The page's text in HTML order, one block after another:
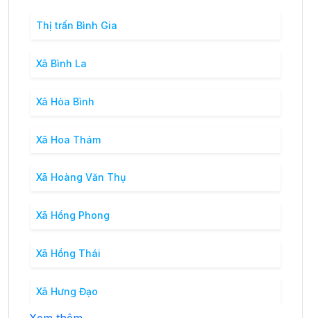
Thị trấn Bình Gia
Xã Bình La
Xã Hòa Bình
Xã Hoa Thám
Xã Hoàng Văn Thụ
Xã Hồng Phong
Xã Hồng Thái
Xã Hưng Đạo